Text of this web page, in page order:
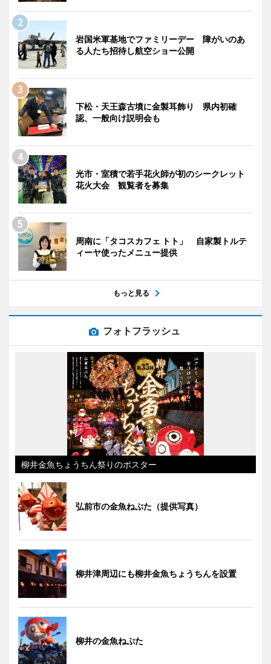
岩国米軍基地でファミリーデー 障がいのあ
る人たち招待し航空ショー公開
下松・天王森古墳に金製耳飾り 県内初確
認、一般向け説明会も
光市・室積で若手花火師が初のシークレット
花火大会 観覧者を募集
周南に「タコスカフェ トト」 自家製トルテ
ィーヤ使ったメニュー提供
もっと見る
フォトフラッシュ
柳井金魚ちょうちん祭りのポスター
弘前市の金魚ねぷた（提供写真）
柳井津周辺にも柳井金魚ちょうちんを設置
柳井の金魚ねぷた